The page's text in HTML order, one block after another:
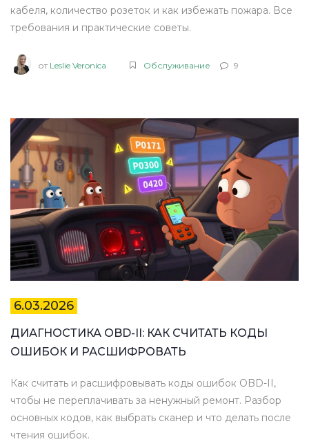
кабеля, количество розеток и как избежать пожара. Все
требования и практические советы.
от Leslie Veronica Обслуживание 9
6.03.2026
ДИАГНОСТИКА OBD-II: КАК СЧИТАТЬ КОДЫ
ОШИБОК И РАСШИФРОВАТЬ
Как считать и расшифровывать коды ошибок OBD-II,
чтобы не переплачивать за ненужный ремонт. Разбор
основных кодов, как выбрать сканер и что делать после
чтения ошибок.